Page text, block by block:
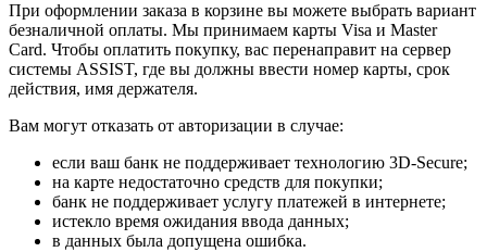
При оформлении заказа в корзине вы можете выбрать вариант
безналичной оплаты. Мы принимаем карты Visa и Master
Card. Чтобы оплатить покупку, вас перенаправит на сервер
системы ASSIST, где вы должны ввести номер карты, срок
действия, имя держателя.
Вам могут отказать от авторизации в случае:
если ваш банк не поддерживает технологию 3D-Secure;
на карте недостаточно средств для покупки;
банк не поддерживает услугу платежей в интернете;
истекло время ожидания ввода данных;
в данных была допущена ошибка.